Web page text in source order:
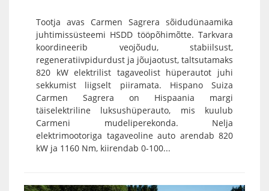
Tootja avas Carmen Sagrera sõidudünaamika
juhtimissüsteemi HSDD tööpõhimõtte. Tarkvara
koordineerib veojõudu, stabiilsust,
regeneratiivpidurdust ja jõujaotust, taltsutamaks
820 kW elektrilist tagaveolist hüperautot juhi
sekkumist liigselt piiramata. Hispano Suiza
Carmen Sagrera on Hispaania margi
täiselektriline luksushüperauto, mis kuulub
Carmeni mudeliperekonda. Nelja
elektrimootoriga tagaveoline auto arendab 820
kW ja 1160 Nm, kiirendab 0-100...